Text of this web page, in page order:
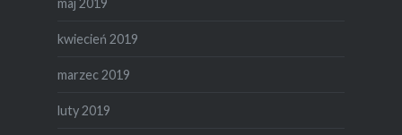
maj 2019
kwiecień 2019
marzec 2019
luty 2019